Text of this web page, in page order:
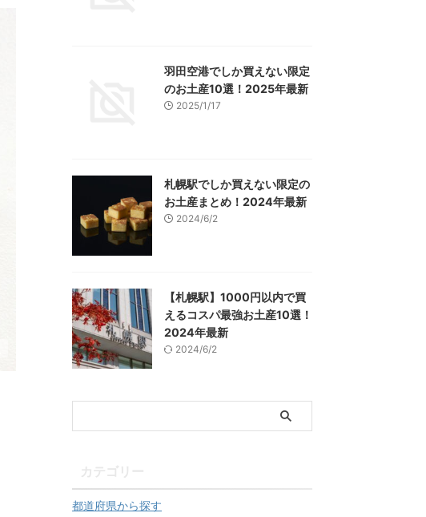
羽田空港でしか買えない限定
のお土産10選！2025年最新
2025/1/17
札幌駅でしか買えない限定の
お土産まとめ！2024年最新
2024/6/2
【札幌駅】1000円以内で買
えるコスパ最強お土産10選！
2024年最新
2024/6/2
都道府県から探す